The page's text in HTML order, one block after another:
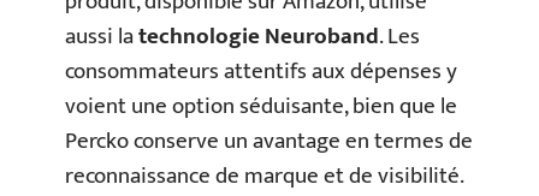
aussi latechnologie Neuroband. Les
consommateurs attentifs aux dépenses y
voient une option séduisante, bien que le
Percko conserve un avantage en termes de
reconnaissance de marque et de visibilité.